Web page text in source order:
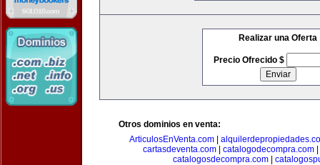
Realizar una Oferta
Precio Ofrecido $
Otros dominios en venta:
ArticulosEnVenta.com
cartasdeventa.com
catalogodecompra.com
catalogosdecompra.com